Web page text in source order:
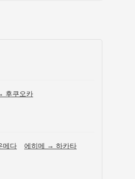
후쿠오카
메다 에히메 → 하카타